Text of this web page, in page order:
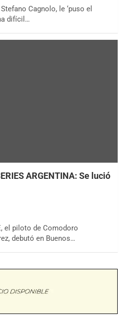
Cagnolo, le ‘puso el
difícil…
ARGENTINA: Se lució
el piloto de Comodoro
debutó en Buenos…